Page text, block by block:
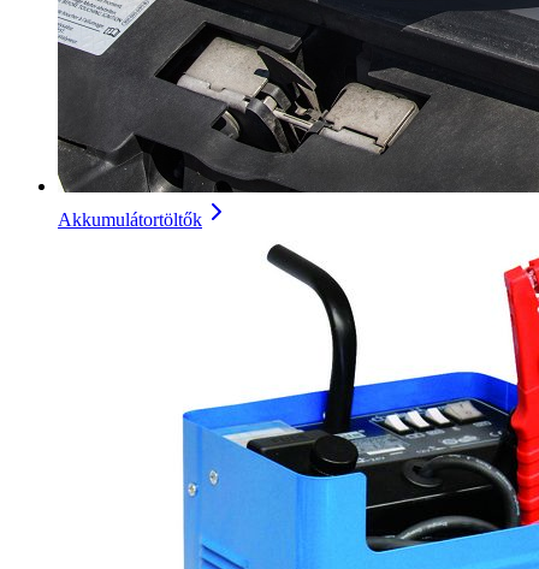
Akkumulátortöltők